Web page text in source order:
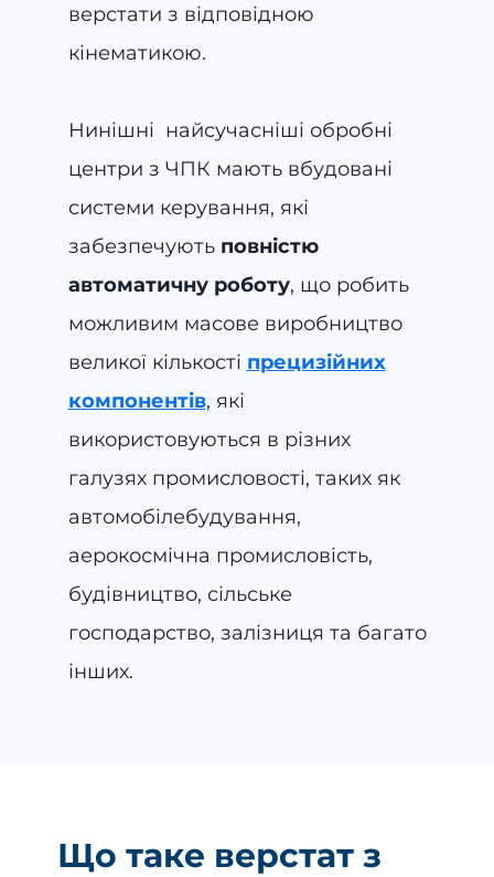
верстати з відповідною
кінематикою.
Нинішні найсучасніші обробні
центри з ЧПК мають вбудовані
системи керування, які
забезпечують повністю
автоматичну роботу, що робить
можливим масове виробництво
великої кількості прецизійних
компонентів, які
використовуються в різних
галузях промисловості, таких як
автомобілебудування,
аерокосмічна промисловість,
будівництво, сільське
господарство, залізниця та багато
інших.
Що таке верстат з